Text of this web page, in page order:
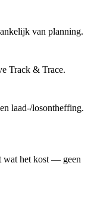
van planning.
Track & Trace.
laad-/losontheffing.
wat het kost — geen